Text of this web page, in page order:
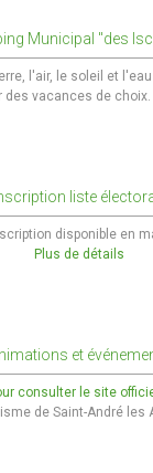
territoire
Municipal "des
l'air, le soleil et
des vacances de choix.
liste
disponible en
Plus de détails
et
consulter le site
de Saint-André les